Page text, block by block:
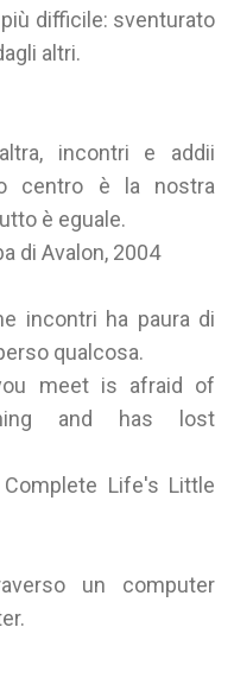
difficile: sventurato
altri.
incontri e addii
centro è la nostra
è eguale.
di Avalon, 2004
incontri ha paura di
qualcosa.
meet is afraid of
and has lost
Life's Little
un computer